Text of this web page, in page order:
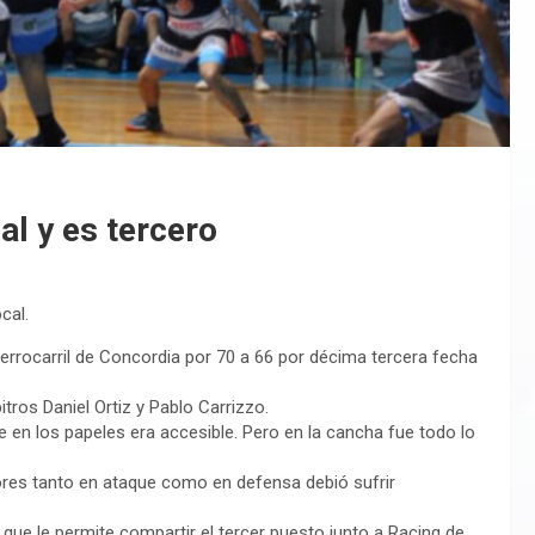
y es tercero
de Concordia por 70 a 66 por décima tercera fecha
Daniel Ortiz y Pablo Carrizzo.
los papeles era accesible. Pero en la cancha fue todo lo
tanto en ataque como en defensa debió sufrir